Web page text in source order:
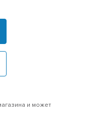
и может